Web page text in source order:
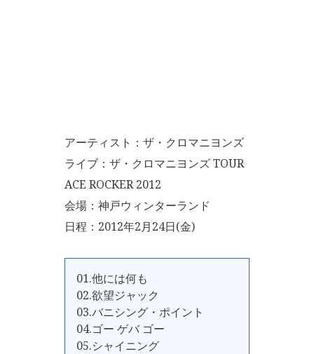
アーティスト：ザ・クロマニヨンズ
ライブ：ザ・クロマニヨンズ TOUR
ACE ROCKER 2012
会場：神戸ウィンターランド
日程：2012年2月24日(金)
01.他には何も
02.欲望ジャック
03.バニシング・ポイント
04.ゴー ゲバ ゴー
05.シャイニング